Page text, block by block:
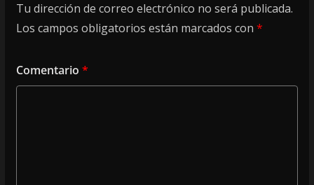
Tu dirección de correo electrónico no será publicada.
Los campos obligatorios están marcados con *
Comentario *